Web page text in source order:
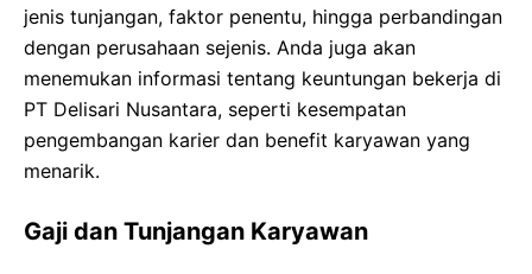
jenis tunjangan, faktor penentu, hingga perbandingan
dengan perusahaan sejenis. Anda juga akan
menemukan informasi tentang keuntungan bekerja di
PT Delisari Nusantara, seperti kesempatan
pengembangan karier dan benefit karyawan yang
menarik.
Gaji dan Tunjangan Karyawan